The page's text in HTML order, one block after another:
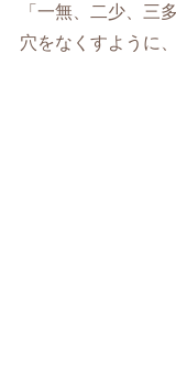
「一無、二少、三
穴をなくすように